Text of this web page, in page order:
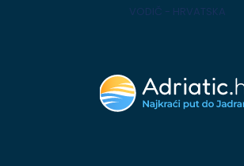
VODIČ - HRVATSKA